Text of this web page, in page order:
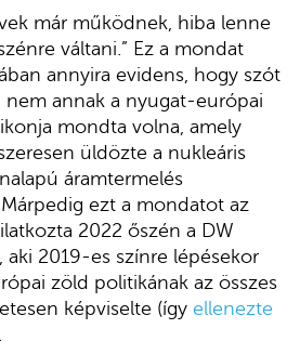
már működnek, hiba lenne
váltani.” Ez a mondat
annyira evidens, hogy szót
nem annak a nyugat-európai
mondta volna, amely
üldözte a nukleáris
áramtermelés
ezt a mondatot az
2022 őszén a DW
aki 2019-es színre lépésekor
zöld politikának az összes
képviselte (így ellenezte